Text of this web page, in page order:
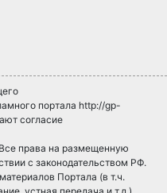
портала http://gp-
согласие
права на размещенную
с законодательством РФ.
Портала (в т.ч.